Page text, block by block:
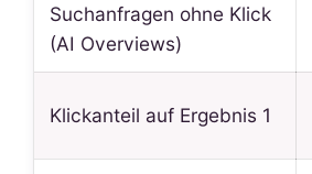
Suchanfragen ohne Klick
(AI Overviews)
Klickanteil auf Ergebnis 1